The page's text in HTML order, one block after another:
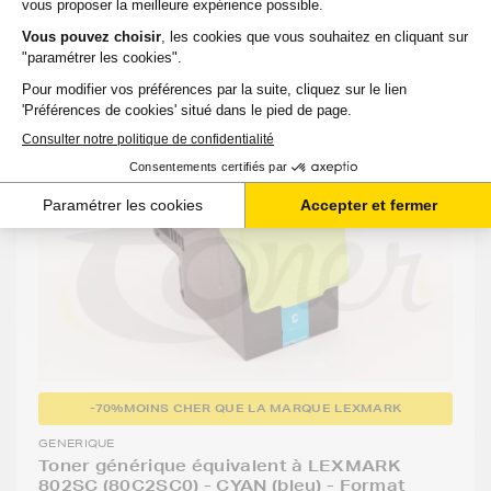
confondez pas avec la cartouche de toner, il ne
-70%MOINS CHER QUE LA MARQUE LEXMARK
GENERIQUE
Toner générique équivalent à LEXMARK
802SC (80C2SC0) - CYAN (bleu) - Format